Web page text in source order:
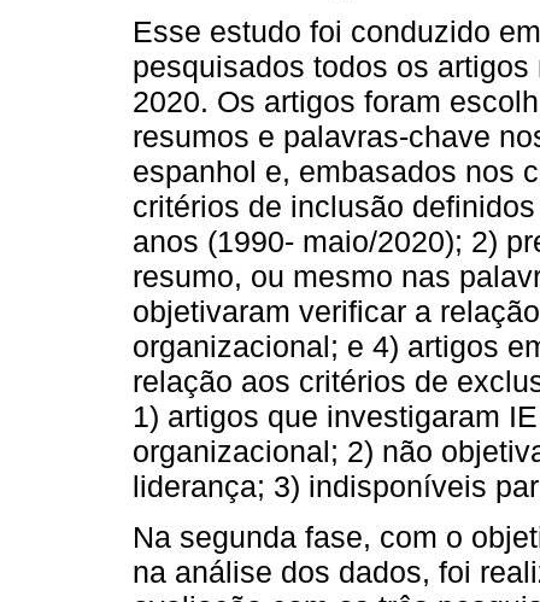
Esse estudo foi conduzido
pesquisados todos os
2020. Os artigos foram
resumos e palavras-chave
espanhol e, embasados nos
critérios de inclusão
anos (1990- maio/2020); 2)
resumo, ou mesmo nas
objetivaram verificar a
organizacional; e 4) artigos
relação aos critérios de
1) artigos que investigaram
organizacional; 2) não
liderança; 3) indisponíveis
Na segunda fase, com o
na análise dos dados, foi